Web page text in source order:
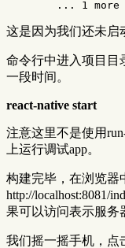
这是因为我们还未启
命令行中进入项目目
一段时间。
react-native start
注意这里不是使用
上运行调试app。
构建完毕，在浏览器
http://localhost:8081/
果可以访问表示服务
我们摇一摇手机，点